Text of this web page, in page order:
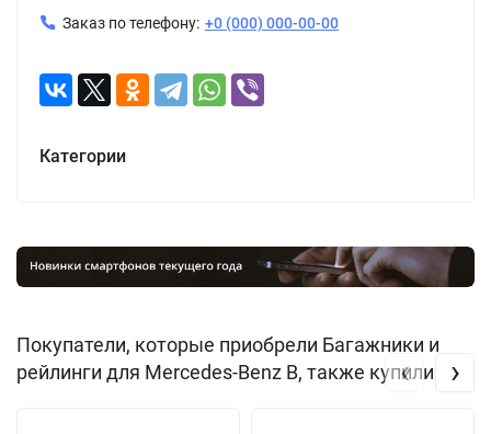
Заказ по телефону: +0 (000) 000-00-00
Категории
Покупатели, которые приобрели Багажники и
рейлинги для Mercedes-Benz B, также купили
‹ ›